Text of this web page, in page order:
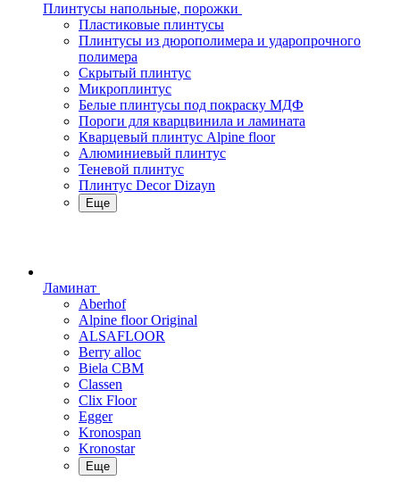
Плинтусы напольные, порожки
Пластиковые плинтусы
Плинтусы из дюрополимера и ударопрочного
полимера
Скрытый плинтус
Микроплинтус
Белые плинтусы под покраску МДФ
Пороги для кварцвинила и ламината
Кварцевый плинтус Alpine floor
Алюминиевый плинтус
Теневой плинтус
Плинтус Decor Dizayn
Еще
Ламинат
Aberhof
Alpine floor Original
ALSAFLOOR
Berry alloc
Biela CBM
Classen
Clix Floor
Egger
Kronospan
Kronostar
Еще